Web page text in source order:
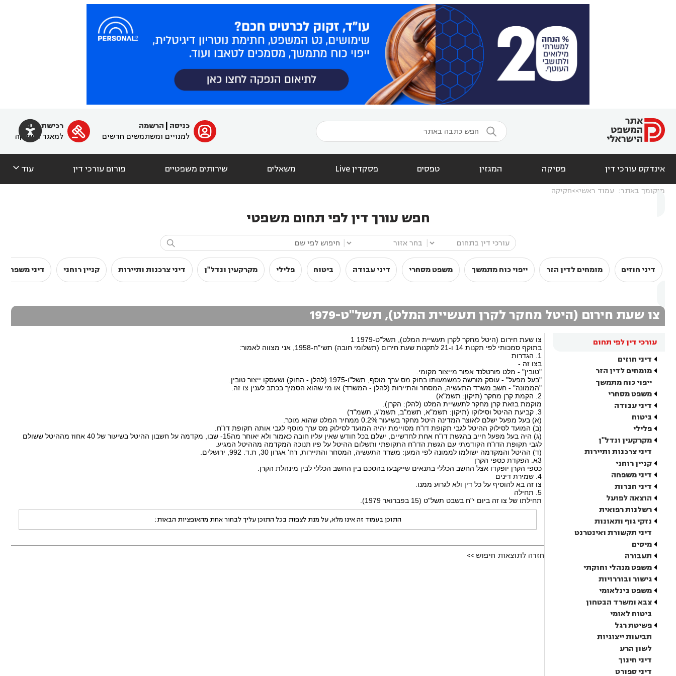
  ﱐ כניסה
הרשמה
למנויים ומשתמשים חדשים

רכישת מנוי
למאגר הפסיקה
אינדקס עורכי דין פסיקה המגזין טפסים פסקדין Live משאלים שירותים משפטיים פורום עורכי דין עוד 
מיקומך באתר: עמוד ראשי חקיקה
חפש עורך דין לפי תחום משפטי

דיני חוזים מומחים לדין הזר ייפוי כוח מתמשך משפט מסחרי דיני עבודה ביטוח פלילי מקרקעין ונדל"ן דיני צרכנות ותיירות קניין רוחני דיני משפחה
צו שעת חירום (היטל מחקר לקרן תעשיית המלט), תשל"ט-1979
עורכי דין לפי תחום
דיני חוזים
מומחים לדין הזר
ייפוי כוח מתמשך
משפט מסחרי
דיני עבודה
ביטוח
פלילי
מקרקעין ונדל"ן
דיני צרכנות ותיירות
קניין רוחני
דיני משפחה
דיני חברות
הוצאה לפועל
רשלנות רפואית
נזקי גוף ותאונות
דיני תקשורת ואינטרנט
מיסים
תעבורה
משפט מנהלי וחוקתי
גישור ובוררויות
משפט בינלאומי
צבא ומשרד הבטחון
ביטוח לאומי
פשיטת רגל
תביעות ייצוגיות
לשון הרע
דיני חינוך
דיני ספורט
צו שעת חירום (היטל מחקר לקרן תעשיית המלט), תשל"ט-1979 1
בתוקף סמכותי לפי תקנות 14 ו-21 לתקנות שעת חירום (תשלומי חובה) תשי"ח-1958, אני מצווה לאמור:
1. הגדרות
בצו זה -
"טובין" - מלט פורטלנד אפור מייצור מקומי.
"בעל מפעל" - עוסק מורשה כמשמעותו בחוק מס ערך מוסף, תשל"ו-1975 (להלן - החוק) ושעסקו ייצור טובין.
"הממונה" - חשב משרד התעשיה, המסחר והתיירות (להלן - המשרד) או מי שהוא הסמיך בכתב לענין צו זה.
2. הקמת קרן מחקר (תיקון: תשמ"א)
מוקמת בזאת קרן מחקר לתעשיית המלט (להלן: הקרן).
3. קביעת ההיטל וסילוקו (תיקון: תשמ"א, תשמ"ב, תשמ"ג, תשמ"ד)
(א) בעל מפעל ישלם לאוצר המדינה היטל מחקר בשיעור 0.2% ממחיר המלט שהוא מוכר.
(ב) המועד לסילוק ההיטל לגבי תקופת דו"ח מסויימת יהיה המועד לסילוק מס ערך מוסף לגבי אותה תקופת דו"ח.
(ג) היה בעל מפעל חייב בהגשת דו"ח אחת לחדשיים, ישלם בכל חודש שאין עליו חובה כאמור ולא יאוחר מה15- שבו, מקדמה על חשבון ההיטל בשיעור של 40 אחוז מההיטל ששולם
לגבי תקופת הדו"ח הקודמתי עם הגשת הדו"ח התקופתי ותשלום ההיטל על פיו תנוכה המקדמה מההיטל המגיע.
(ד) ההיטל והמקדמה ישולמו לממונה לפי המען: משרד התעשיה, המסחר והתיירות, רח' אגרון 30, ת.ד. 992, ירושלים.
3א. הפקדת כספי הקרן
כספי הקרן יופקדו אצל החשב הכללי בתנאים שייקבעו בהסכם בין החשב הכללי לבין מינהלת הקרן.
4. שמירת דינים
צו זה בא להוסיף על כל דין ולא לגרוע ממנו.
5. תחילה
תחילתו של צו זה ביום י"ח בשבט תשל"ט (15 בפברואר 1979).
התוכן בעמוד זה אינו מלא, על מנת לצפות בכל התוכן עליך לבחור אחת מהאופציות הבאות:
חזרה לתוצאות חיפוש >>